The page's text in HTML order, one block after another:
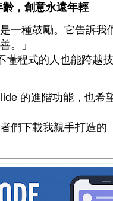
，創意永遠年輕
一種鼓勵。它告訴我
。」
懂程式的人也能跨越
的進階功能，也希
們下載我親手打造的